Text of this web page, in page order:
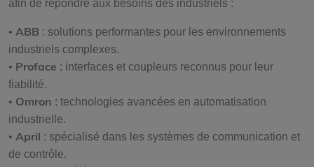
afin de répondre aux besoins des industriels :
• ABB : solutions performantes pour les environnements
industriels complexes.
• Proface : interfaces et coupleurs reconnus pour leur
fiabilité.
• Omron : technologies avancées en automatisation
industrielle.
• April : spécialisé dans les systèmes de communication et
de contrôle.